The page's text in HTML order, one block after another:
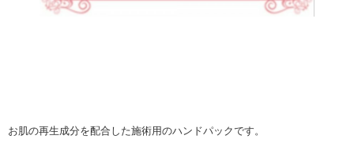
お肌の再生成分を配合した施術用のハンドパックです。